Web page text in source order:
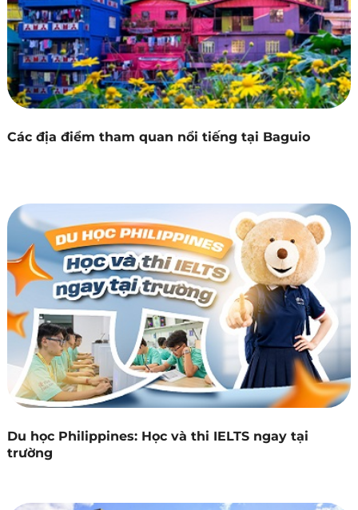
Các địa điểm tham quan nổi tiếng tại Baguio
Du học Philippines: Học và thi IELTS ngay tại
trường